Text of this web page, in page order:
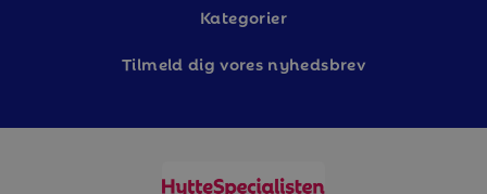
Kategorier
Tilmeld dig vores nyhedsbrev